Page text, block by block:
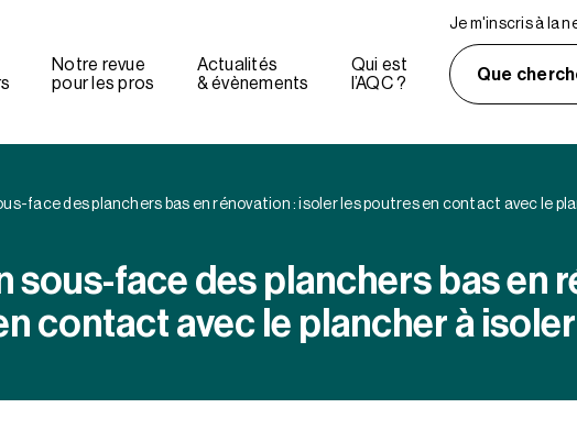
Notre revue
pour les pros
Actualités
& évènements
Qui est
l’AQC ?
Je m'inscris à la
Que
face des planchers bas en rénovation : isoler les poutres en contact avec le
sous-face des planchers bas en
contact avec le plancher à isoler